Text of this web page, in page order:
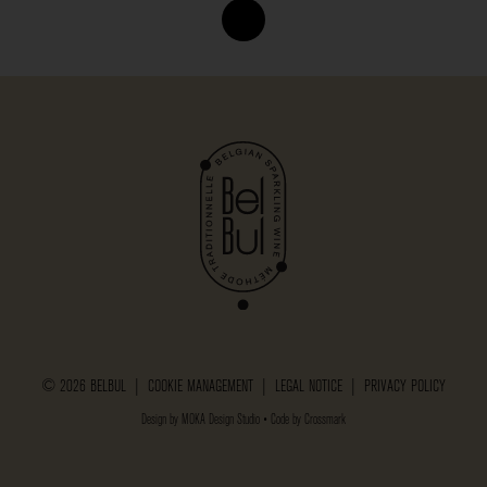
© 2026 BELBUL | COOKIE MANAGEMENT LEGAL NOTICE PRIVACY POLICY
Design by MOKA Design Studio • Code by Crossmark